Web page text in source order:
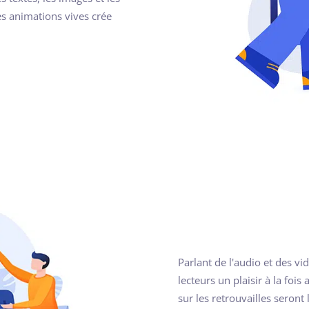
animations vives crée
Parlant de l'audio et des
lecteurs un plaisir à la fois
sur les retrouvailles